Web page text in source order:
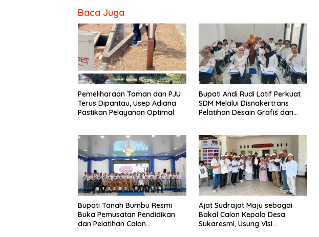
Baca Juga
Pemeliharaan Taman dan PJU
Terus Dipantau, Usep Adiana
Pastikan Pelayanan Optimal
Bupati Andi Rudi Latif Perkuat
SDM Melalui Disnakertrans
Pelatihan Desain Grafis dan
Bupati Tanah Bumbu Resmi
Buka Pemusatan Pendidikan
dan Pelatihan Calon
Ajat Sudrajat Maju sebagai
Bakal Calon Kepala Desa
Sukaresmi, Usung Visi